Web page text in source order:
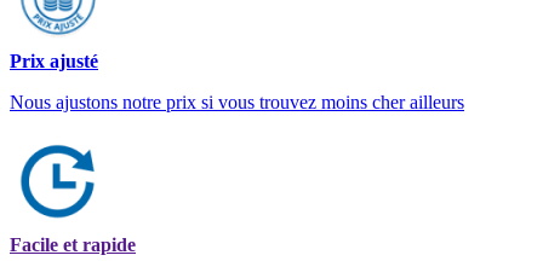
Prix ajusté
Nous ajustons notre prix si vous trouvez moins cher ailleurs
Facile et rapide